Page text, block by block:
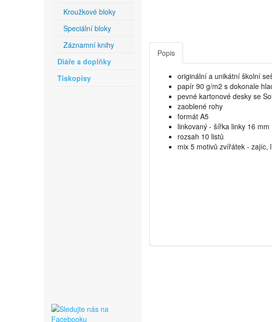
Popis
originální a unikátní školní
papír 90 g/m2 s dokonale
pevné kartonové desky se
zaoblené rohy
formát A5
linkovaný - šířka linky 16 mm
rozsah 10 listů
mix 5 motivů zvířátek - zajíc,
Kroužkové bloky
Speciální bloky
Záznamní knihy
Diáře a doplňky
Tiskopisy